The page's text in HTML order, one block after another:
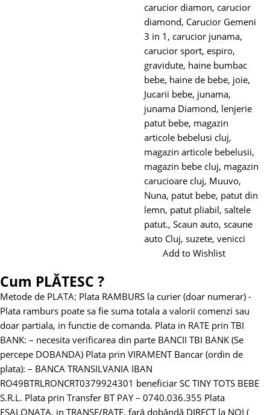
carucior diamon, carucior
diamond, Carucior Gemeni
3 in 1 , carucior junama,
carucior sport, espiro,
gravidute, haine bumbac
bebe, haine de bebe, joie,
Jucarii bebe, junama,
junama Diamond, lenjerie
patut bebe, magazin
articole bebelusi cluj,
magazin articole bebelusii,
magazin bebe cluj, magazin
carucioare cluj, Muuvo,
Nuna, patut bebe, patut din
lemn, patut pliabil, saltele
patut., Scaun auto, scaune
auto Cluj, suzete, venicci
Add to Wishlist
Cum PLĂTESC ?
Metode de PLATA: Plata RAMBURS la curier (doar numerar) -
Plata ramburs poate sa fie suma totala a valorii comenzi sau
doar partiala, in functie de comanda. Plata in RATE prin TBI
BANK: – necesita verificarea din parte BANCII TBI BANK (Se
percepe DOBANDA) Plata prin VIRAMENT Bancar (ordin de
plata): – BANCA TRANSILVANIA IBAN
RO49BTRLRONCRT0379924301 beneficiar SC TINY TOTS BEBE
S.R.L. Plata prin Transfer BT PAY – 0740.036.355 Plata
EȘALONATA, in TRANȘE/RATE, fară dobândă DIRECT la NOI (